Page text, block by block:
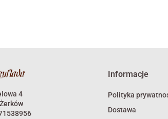
4
Informacje
Polityka
Dostawa